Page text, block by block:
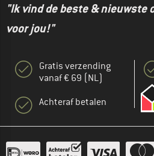
"Ik vind de beste & nieuwste
voor jou!"
Gratis verzending
vanaf € 69 (NL)
Achteraf betalen